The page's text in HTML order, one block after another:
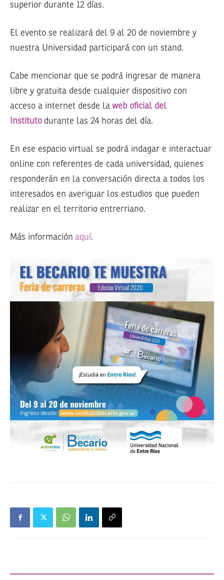
superior durante 12 días.
El evento se realizará del 9 al 20 de noviembre y
nuestra Universidad participará con un stand.
Cabe mencionar que se podrá ingresar de manera
libre y gratuita desde cualquier dispositivo con
acceso a internet desde la web oficial del
Instituto durante las 24 horas del día.
En ese espacio virtual se podrá indagar e interactuar
online con referentes de cada universidad, quienes
responderán en la conversación directa a todos los
interesados en averiguar los estudios que pueden
realizar en el territorio entrerriano.
Más información aquí.